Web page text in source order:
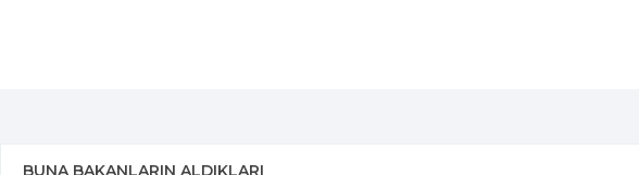
BUNA BAKANLARIN ALDIKLARI